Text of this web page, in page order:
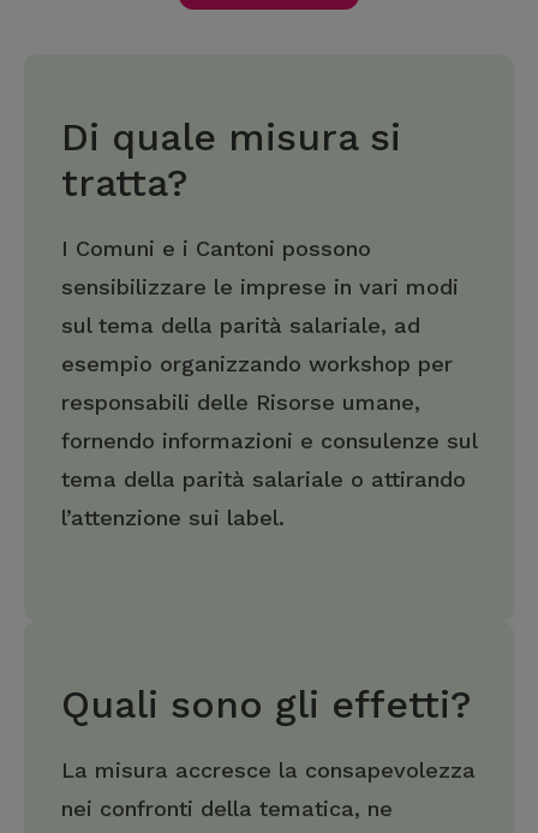
Di quale misura si
tratta?
I Comuni e i Cantoni possono
sensibilizzare le imprese in vari modi
sul tema della parità salariale, ad
esempio organizzando workshop per
responsabili delle Risorse umane,
fornendo informazioni e consulenze sul
tema della parità salariale o attirando
l’attenzione sui label.
Quali sono gli effetti?
La misura accresce la consapevolezza
nei confronti della tematica, ne